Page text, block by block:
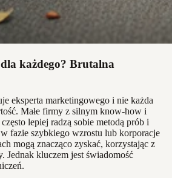
każdego? Brutalna
eksperta marketingowego i nie każda
Małe firmy z silnym know-how i
lepiej radzą sobie metodą prób i
fazie szybkiego wzrostu lub korporacje
mogą znacząco zyskać, korzystając z
Jednak kluczem jest świadomość